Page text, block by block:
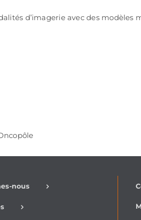
d’imagerie avec des modèles
nous